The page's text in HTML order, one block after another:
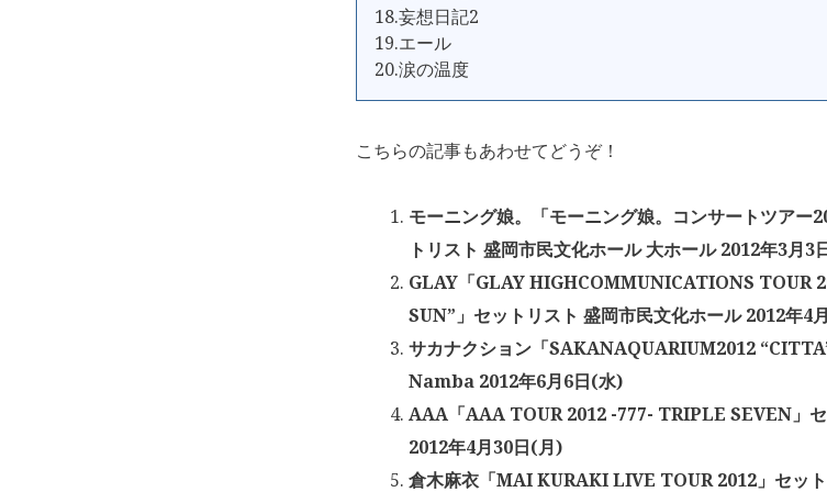
18.妄想日記2
19.エール
20.涙の温度
こちらの記事もあわせてどうぞ！
モーニング娘。「モーニング娘。コンサートツアー
トリスト 盛岡市民文化ホール 大ホール 2012年3月3
GLAY「GLAY HIGHCOMMUNICATIONS TOUR
SUN”」セットリスト 盛岡市民文化ホール 2012年4
サカナクション「SAKANAQUARIUM2012
Namba 2012年6月6日(水)
AAA「AAA TOUR 2012 -777- TRIPLE SEVEN」
2012年4月30日(月)
倉木麻衣「MAI KURAKI LIVE TOUR 2012」セッ